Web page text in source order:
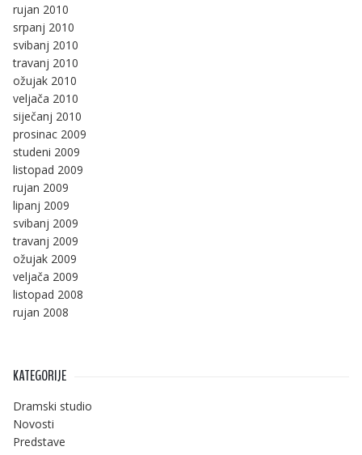
rujan 2010
srpanj 2010
svibanj 2010
travanj 2010
ožujak 2010
veljača 2010
siječanj 2010
prosinac 2009
studeni 2009
listopad 2009
rujan 2009
lipanj 2009
svibanj 2009
travanj 2009
ožujak 2009
veljača 2009
listopad 2008
rujan 2008
KATEGORIJE
Dramski studio
Novosti
Predstave